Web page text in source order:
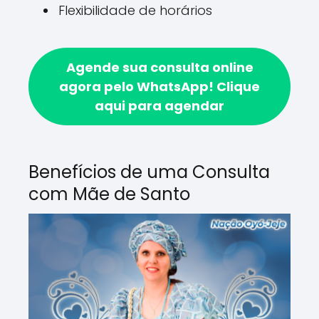
Flexibilidade de horários
Agende sua consulta online
agora pelo WhatsApp! Clique
aqui para agendar
Benefícios de uma Consulta
com Mãe de Santo